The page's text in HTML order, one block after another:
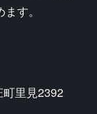
す。
里見2392